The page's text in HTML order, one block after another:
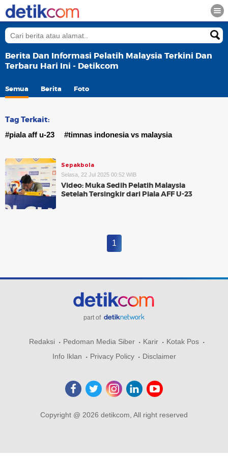
Berita Dan Informasi Pelatih Malaysia Terkini Dan
Terbaru Hari Ini - Detikcom
Semua Berita Foto
Tag Terkait:
#piala aff u-23 #timnas indonesia vs malaysia
Sepakbola
Selasa, 22 Jul 2025 00:52 WIB
Video: Muka Sedih Pelatih Malaysia
Setelah Tersingkir dari Piala AFF U-23
1
part of
Redaksi Pedoman Media Siber Karir
Kotak Pos
Info Iklan
Privacy Policy Disclaimer
Copyright @ 2026 detikcom, All right reserved